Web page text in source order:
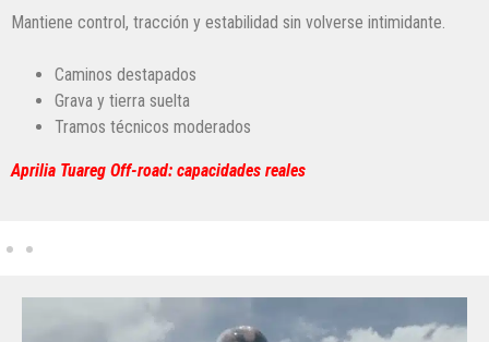
Mantiene control, tracción y estabilidad sin volverse intimidante.
Caminos destapados
Grava y tierra suelta
Tramos técnicos moderados
Aprilia Tuareg Off-road: capacidades reales